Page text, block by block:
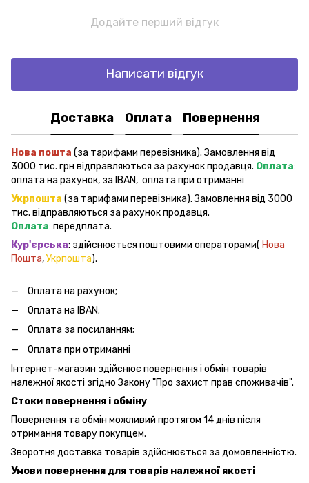
Додайте перший відгук
Написати відгук
Доставка Оплата Повернення
Нова пошта (за тарифами перевізника). Замовлення від
3000 тис. грн відправляються за рахунок продавця. Оплата:
оплата на рахунок, за IBAN, оплата при отриманні
Укрпошта (за тарифами перевізника). Замовлення від 3000
тис. відправляються за рахунок продавця.
Оплата: передплата.
Кур'єрська: здійснюється поштовими операторами( Нова
Пошта,Укрпошта).
Оплата на рахунок;
Оплата на IBAN;
Оплата за посиланням;
Оплата при отриманні
Інтернет-магазин здійснює повернення і обмін товарів
належної якості згідно Закону "Про захист прав споживачів".
Стоки повернення і обміну
Повернення та обмін можливий протягом 14 днів після
отримання товару покупцем.
Зворотня доставка товарів здійснюється за домовленністю.
Умови повернення для товарів належної якості